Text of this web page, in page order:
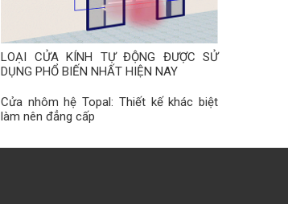
LOẠI CỬA KÍNH TỰ ĐỘNG ĐƯỢC SỬ
DỤNG PHỔ BIẾN NHẤT HIỆN NAY
Cửa nhôm hệ Topal: Thiết kế khác biệt
làm nên đẳng cấp